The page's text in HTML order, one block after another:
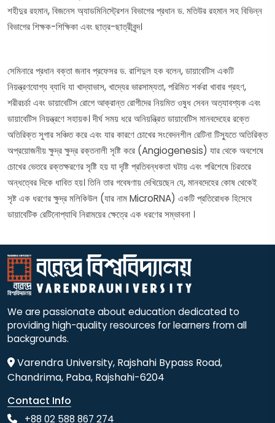
শহীদুর রহমান, বিজনেস অ্যাডমিনিস্ট্রেশন বিভাগের প্রধান ড. মতিউর রহমান সহ বিভিন্ন
বিভাগের শিক্ষক-শিক্ষিকা এবং ছাত্র-ছাত্রীবৃন্দ।
সেমিনারে প্রধান বক্তা জনাব প্রফেসর ড. রাশিদুল হক বলেন, ডায়াবেটিস একটি
নিয়ন্ত্রণযোগ্য ব্যাধি যা খাদ্যাভাস, খাদ্যের ভারসাম্যতা, পরিমিত শর্করা খাবার গ্রহণ,
শরীরচর্চা এবং ডায়াবেটিস রোগে আক্রান্ত রোগীদের নিয়মিত ওষুধ সেবন অত্যাবশ্যক এবং
ডায়াবেটিস নিয়ন্ত্রণে সহায়ক। দীর্ঘ সময় ধরে অনিয়ন্ত্রিত ডায়াবেটিস মানবদেহের রক্তে
অতিরিক্ত সুগার সঞ্চিত করে এবং যার কারণে চোখের সংবেদনশীল রেটিনা টিস্যুতে অতিরিক্ত
অপ্রয়োজনীয় ক্ষুদ্র ক্ষুদ্র রক্তনালী সৃষ্টি করে (Angiogenesis) যার থেকে অবশেষে
চোখের ভেতরে রক্তক্ষরণের সৃষ্টি হয় যা দৃষ্টি প্রতিবন্ধকতা ঘটায় এবং পরিশেষে চিরতরে
অন্ধত্বের দিকে ধাবিত হয়। তিনি তার গবেষণায় দেখিয়েছেন যে, মানবদেহের কোষ থেকেই
সৃষ্ট এক ধরণের ক্ষুদ্র মলিকিউল (যার নাম MicroRNA) একটি প্রতিরোধক হিসেবে
ডায়াবেটিক রেটিনোপ্যাথি নিরাময়ের ক্ষেত্রে এক ধরণের সম্ভাবনা ।
We are passionate about education dedicated to
providing high-quality resources for learners from all
backgrounds.
Varendra University, Rajshahi Bypass Road,
Chandrima, Paba, Rajshahi-6204
Contact Info
+88 02 588 867 274